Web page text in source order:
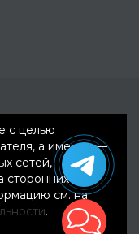
с целью
а именно —
сетей,
сторонних
см. на
.